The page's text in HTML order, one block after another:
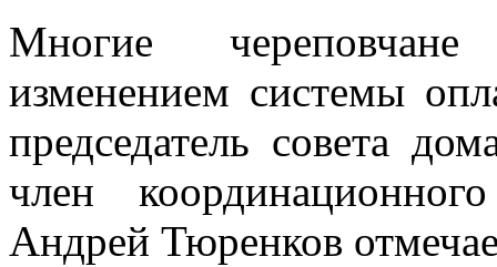
Многие
изменением системы
председатель совета
член
Андрей Тюренков